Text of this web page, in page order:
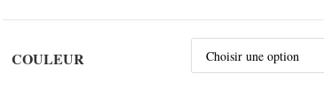
COULEUR